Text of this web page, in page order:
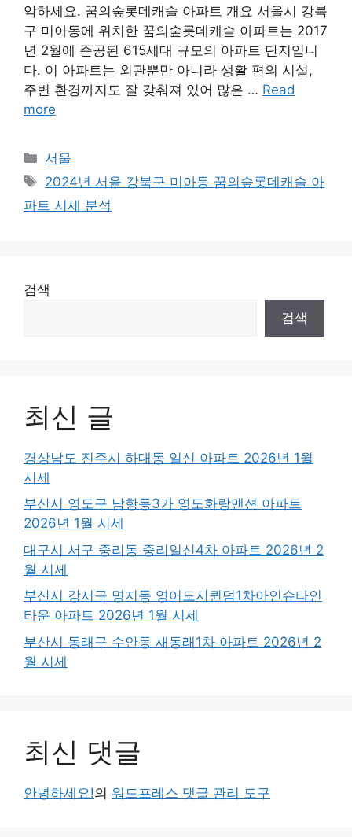
악하세요. 꿈의숲롯데캐슬 아파트 개요 서울시 강북
구 미아동에 위치한 꿈의숲롯데캐슬 아파트는 2017
년 2월에 준공된 615세대 규모의 아파트 단지입니
다. 이 아파트는 외관뿐만 아니라 생활 편의 시설,
주변 환경까지도 잘 갖춰져 있어 많은 … Read
more
Categories
서울
Tags
2024년 서울 강북구 미아동 꿈의숲롯데캐슬 아
파트 시세 분석
검색
검색
최신 글
경상남도 진주시 하대동 일신 아파트 2026년 1월
시세
부산시 영도구 남항동3가 영도화랑맨션 아파트
2026년 1월 시세
대구시 서구 중리동 중리일신4차 아파트 2026년 2
월 시세
부산시 강서구 명지동 영어도시퀸덤1차아인슈타인
타운 아파트 2026년 1월 시세
부산시 동래구 수안동 새동래1차 아파트 2026년 2
월 시세
최신 댓글
안녕하세요!의 워드프레스 댓글 관리 도구